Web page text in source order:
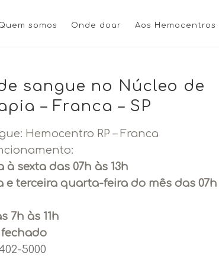
somos Onde doar Aos Hemocentros
sangue no Núcleo de
– Franca – SP
Hemocentro RP – Franca
à sexta das 07h às 13h
e terceira quarta-feira do mês das 07h
7h às 11h
fechado
5000